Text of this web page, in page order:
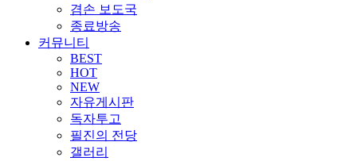
겸손 보도국
종료방송
커뮤니티
BEST
HOT
NEW
자유게시판
독자투고
필진의 전당
갤러리